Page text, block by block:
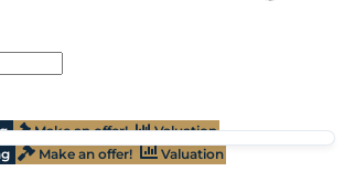
Make an offer!
Valuation
Make an offer! Valuation